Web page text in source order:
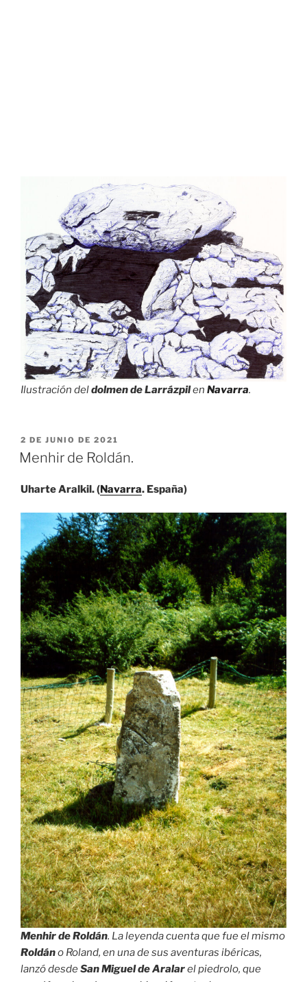
Ilustración deldolmen de Larrázpilen Navarra.
PUBLICADO
EL
2 DE JUNIO DE 2021
Menhir de Roldán.
Uharte Aralkil. (Navarra. España)
Menhir de Roldán. La leyenda cuenta que fue el mismo
Roldáno Roland, en una de sus aventuras ibéricas,
lanzó desdeSan Miguel de Aralarel piedrolo, que